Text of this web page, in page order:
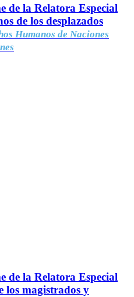
de la Relatora Especial
de los desplazados
Humanos de Naciones
de la Relatora Especial
los magistrados y